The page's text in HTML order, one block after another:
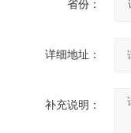
省份：
详细地址：
补充说明：